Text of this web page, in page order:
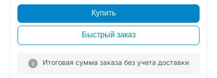
Купить
Быстрый заказ
Итоговая сумма заказа без учета доставки